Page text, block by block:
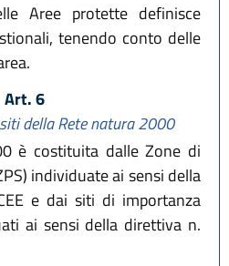
Aree protette definisce
tenendo conto delle
Art. 6
della Rete natura 2000
è costituita dalle Zone di
individuate ai sensi della
e dai siti di importanza
ai sensi della direttiva n.